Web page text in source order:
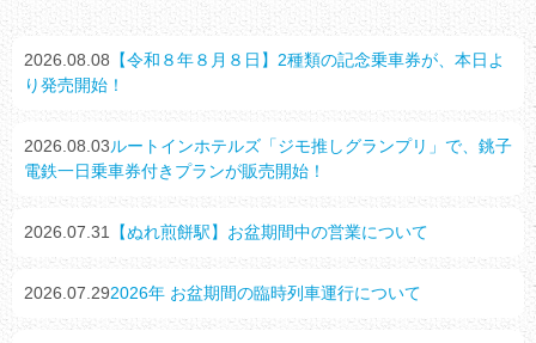
2026.08.08 【令和８年８月８日】2種類の記念乗車券が、本日よ
り発売開始！
2026.08.03ルートインホテルズ「ジモ推しグランプリ」で、銚子
電鉄一日乗車券付きプランが販売開始！
2026.07.31 【ぬれ煎餅駅】お盆期間中の営業について
2026.07.292026年 お盆期間の臨時列車運行について